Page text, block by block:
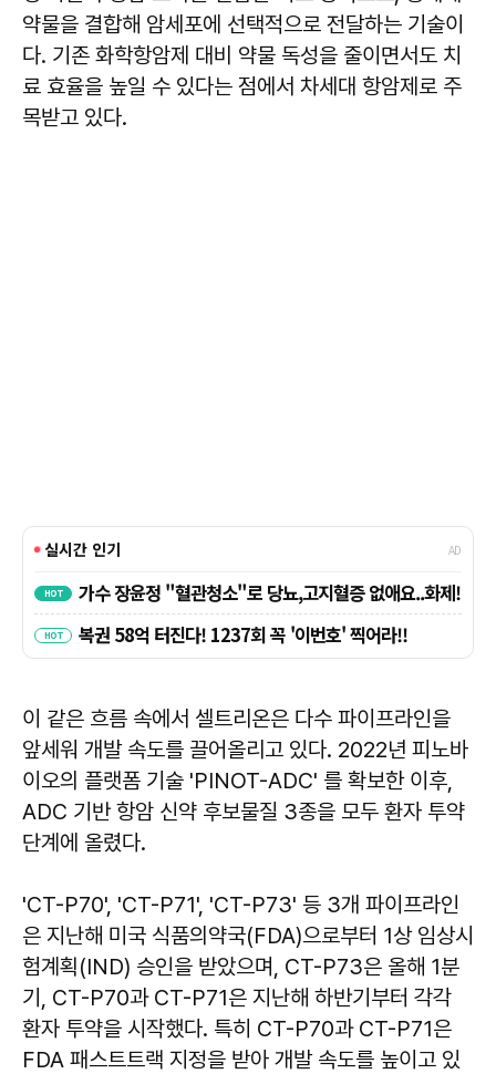
약물을 결합해 암세포에 선택적으로 전달하는 기술이
다. 기존 화학항암제 대비 약물 독성을 줄이면서도 치
료 효율을 높일 수 있다는 점에서 차세대 항암제로 주
목받고 있다.
이 같은 흐름 속에서 셀트리온은 다수 파이프라인을
앞세워 개발 속도를 끌어올리고 있다. 2022년 피노바
이오의 플랫폼 기술 'PINOT-ADC' 를 확보한 이후,
ADC 기반 항암 신약 후보물질 3종을 모두 환자 투약
단계에 올렸다.
'CT-P70', 'CT-P71', 'CT-P73' 등 3개 파이프라인
은 지난해 미국 식품의약국(FDA)으로부터 1상 임상시
험계획(IND) 승인을 받았으며, CT-P73은 올해 1분
기, CT-P70과 CT-P71은 지난해 하반기부터 각각
환자 투약을 시작했다. 특히 CT-P70과 CT-P71은
FDA 패스트트랙 지정을 받아 개발 속도를 높이고 있